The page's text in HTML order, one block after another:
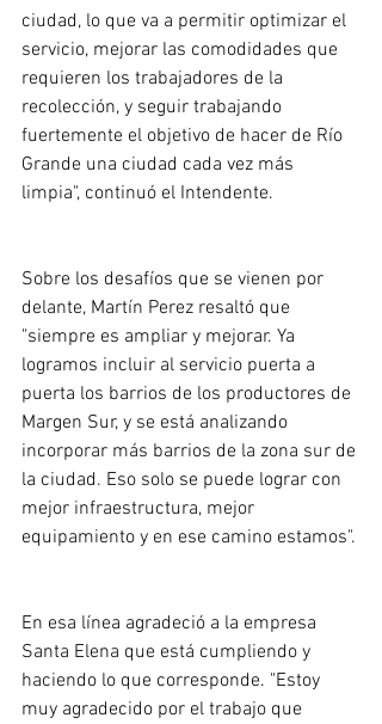
ciudad, lo que va a permitir optimizar el
servicio, mejorar las comodidades que
requieren los trabajadores de la
recolección, y seguir trabajando
fuertemente el objetivo de hacer de Río
Grande una ciudad cada vez más
limpia", continuó el Intendente.
Sobre los desafíos que se vienen por
delante, Martín Perez resaltó que
"siempre es ampliar y mejorar. Ya
logramos incluir al servicio puerta a
puerta los barrios de los productores de
Margen Sur, y se está analizando
incorporar más barrios de la zona sur de
la ciudad. Eso solo se puede lograr con
mejor infraestructura, mejor
equipamiento y en ese camino estamos".
En esa línea agradeció a la empresa
Santa Elena que está cumpliendo y
haciendo lo que corresponde. "Estoy
muy agradecido por el trabajo que